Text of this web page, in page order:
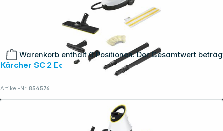
Warenkorb enthält 0 Positionen. Der Gesamtwert
Kärcher SC 2 EasyFix
Artikel-Nr.:854576